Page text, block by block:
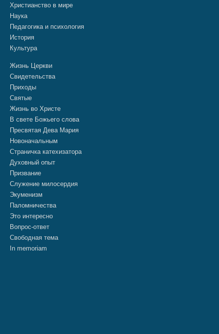
Христианство в мире
Наука
Педагогика и психология
История
Культура
Жизнь Церкви
Свидетельства
Приходы
Святые
Жизнь во Христе
В свете Божьего слова
Пресвятая Дева Мария
Новоначальным
Страничка катехизатора
Духовный опыт
Призвание
Служение милосердия
Экуменизм
Паломничества
Это интересно
Вопрос-ответ
Свободная тема
In memoriam